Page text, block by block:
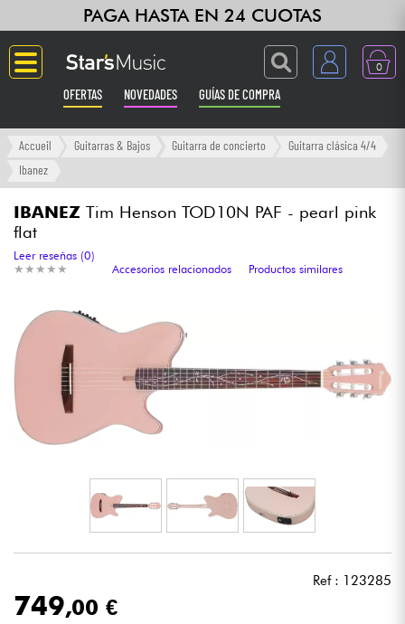
PAGA HASTA EN 24 CUOTAS
0
OFERTAS NOVEDADES GUÍAS DE COMPRA
Langue
Sintetizadores & samplers
Grabación
Auriculares
Luces
Accueil Guitarras & Bajos Guitarra de concierto
Guitarra clásica 4/4
Ibanez
IBANEZ Tim Henson TOD10N PAF - pearl pink
flat
★ ★ ★ ★ ★
★ ★ ★ ★ ★
Leer reseñas (0)
Accesorios relacionados
Productos similares
Ref : 123285
749,00 €